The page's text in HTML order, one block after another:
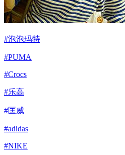
#泡泡玛特
#PUMA
#Crocs
#乐高
#匡威
#adidas
#NIKE